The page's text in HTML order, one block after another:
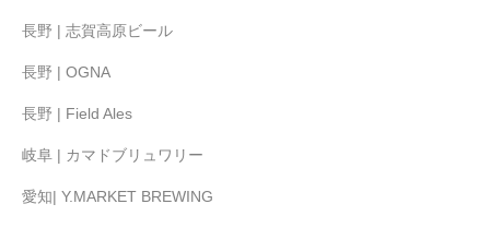
長野 | 志賀高原ビール
長野 | OGNA
長野 | Field Ales
岐阜 | カマドブリュワリー
愛知| Y.MARKET BREWING